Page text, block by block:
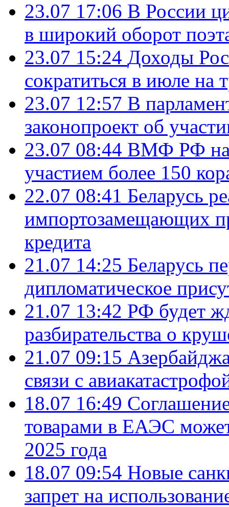
23.07 17:06 В России
в широкий оборот
23.07 15:24 Доходы
сократиться в июле на
23.07 12:57 В
законопроект об
23.07 08:44 ВМФ РФ
участием более 150
22.07 08:41 Беларусь
импортозамещающих
кредита
21.07 14:25 Беларусь
дипломатическое
21.07 13:42 РФ будет
разбирательства о
21.07 09:15
связи с
18.07 16:49
товарами в ЕАЭС
2025 года
18.07 09:54 Новые
запрет на